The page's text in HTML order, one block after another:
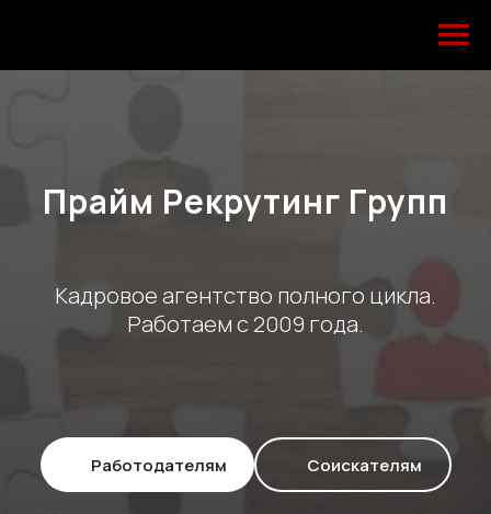
Прайм Рекрутинг Групп
Кадровое агентство полного цикла.
Работаем с 2009 года.
Работодателям Соискателям